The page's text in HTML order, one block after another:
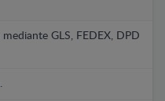
GLS, FEDEX, DPD